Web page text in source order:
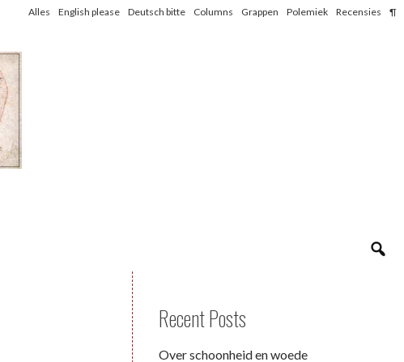
Alles English please Deutsch bitte Columns Grappen Polemiek Recensies ¶
Recent Posts
Over schoonheid en woede